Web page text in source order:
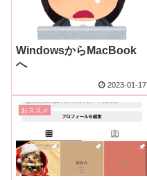
WindowsからMacBook
へ
2023-01-17
おススメ